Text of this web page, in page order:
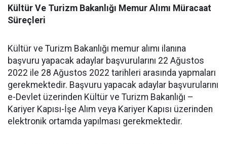
Kültür Ve Turizm Bakanlığı Memur Alımı Müracaat
Süreçleri
Kültür ve Turizm Bakanlığı memur alımı ilanına
başvuru yapacak adaylar başvurularını 22 Ağustos
2022 ile 28 Ağustos 2022 tarihleri arasında yapmaları
gerekmektedir. Başvuru yapacak adaylar başvurularını
e-Devlet üzerinden Kültür ve Turizm Bakanlığı –
Kariyer Kapısı-İşe Alım veya Kariyer Kapısı üzerinden
elektronik ortamda yapılması gerekmektedir.